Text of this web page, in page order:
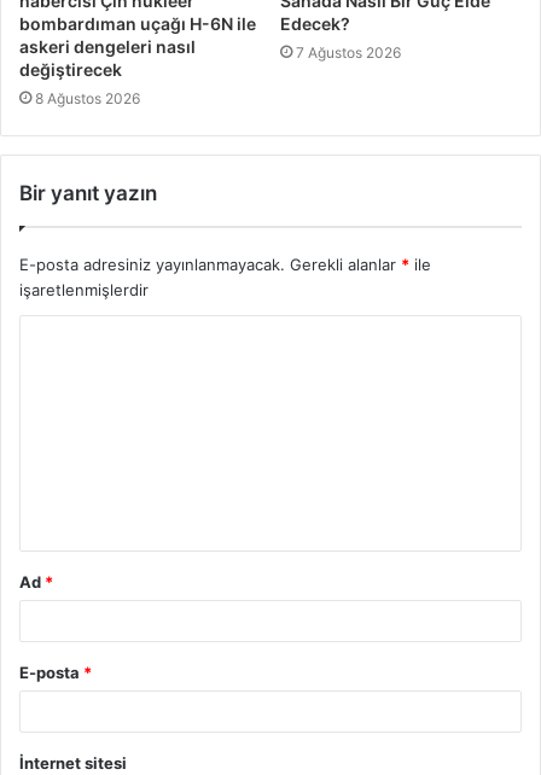
bombardıman uçağı H-6N ile
askeri dengeleri nasıl
değiştirecek
8 Ağustos 2026
Edecek?
7 Ağustos 2026
Bir yanıt yazın
E-posta adresiniz yayınlanmayacak. Gerekli alanlar * ile
işaretlenmişlerdir
Ad *
E-posta *
İnternet sitesi